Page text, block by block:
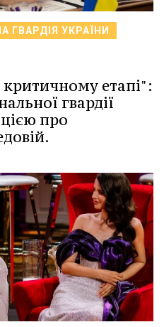
ГВАРДІЯ УКРАЇНИ
етапі":
гвардії
про